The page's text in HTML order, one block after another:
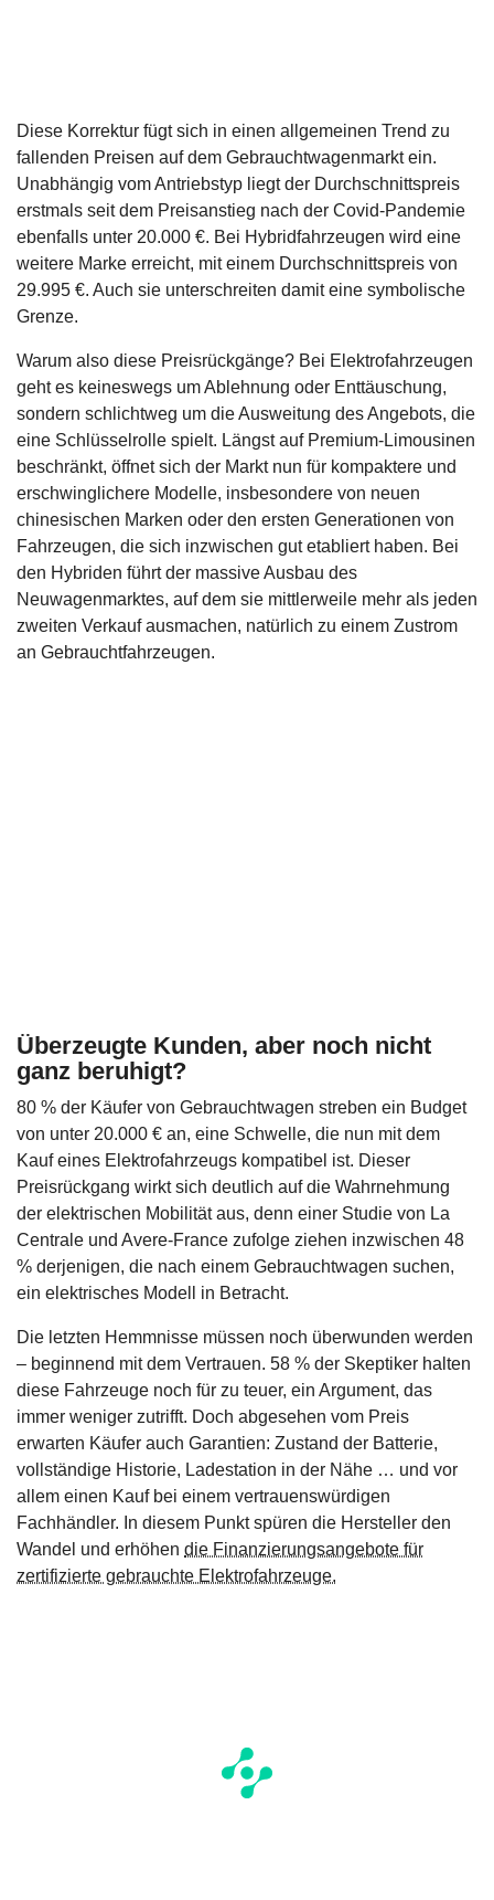
Diese Korrektur fügt sich in einen allgemeinen Trend zu
fallenden Preisen auf dem Gebrauchtwagenmarkt ein.
Unabhängig vom Antriebstyp liegt der Durchschnittspreis
erstmals seit dem Preisanstieg nach der Covid-Pandemie
ebenfalls unter 20.000 €. Bei Hybridfahrzeugen wird eine
weitere Marke erreicht, mit einem Durchschnittspreis von
29.995 €. Auch sie unterschreiten damit eine symbolische
Grenze.
Warum also diese Preisrückgänge? Bei Elektrofahrzeugen
geht es keineswegs um Ablehnung oder Enttäuschung,
sondern schlichtweg um die Ausweitung des Angebots, die
eine Schlüsselrolle spielt. Längst auf Premium-Limousinen
beschränkt, öffnet sich der Markt nun für kompaktere und
erschwinglichere Modelle, insbesondere von neuen
chinesischen Marken oder den ersten Generationen von
Fahrzeugen, die sich inzwischen gut etabliert haben. Bei
den Hybriden führt der massive Ausbau des
Neuwagenmarktes, auf dem sie mittlerweile mehr als jeden
zweiten Verkauf ausmachen, natürlich zu einem Zustrom
an Gebrauchtfahrzeugen.
Überzeugte Kunden, aber noch nicht
ganz beruhigt?
80 % der Käufer von Gebrauchtwagen streben ein Budget
von unter 20.000 € an, eine Schwelle, die nun mit dem
Kauf eines Elektrofahrzeugs kompatibel ist. Dieser
Preisrückgang wirkt sich deutlich auf die Wahrnehmung
der elektrischen Mobilität aus, denn einer Studie von La
Centrale und Avere-France zufolge ziehen inzwischen 48
% derjenigen, die nach einem Gebrauchtwagen suchen,
ein elektrisches Modell in Betracht.
Die letzten Hemmnisse müssen noch überwunden werden
– beginnend mit dem Vertrauen. 58 % der Skeptiker halten
diese Fahrzeuge noch für zu teuer, ein Argument, das
immer weniger zutrifft. Doch abgesehen vom Preis
erwarten Käufer auch Garantien: Zustand der Batterie,
vollständige Historie, Ladestation in der Nähe … und vor
allem einen Kauf bei einem vertrauenswürdigen
Fachhändler. In diesem Punkt spüren die Hersteller den
Wandel und erhöhen die Finanzierungsangebote für
zertifizierte gebrauchte Elektrofahrzeuge.